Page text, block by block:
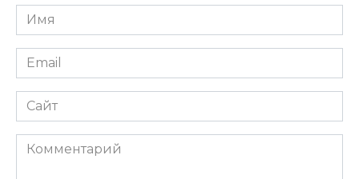
Имя
*
Email
*
Сайт
Комментарий